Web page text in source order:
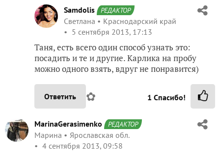
Samdolis РЕДАКТОР
Светлана
Краснодарский край
5 сентября 2013, 17:13
Таня, есть всего один способ узнать это:
посадить и те и другие. Карлика на пробу
можно одного взять, вдруг не понравится)
Ответить ✿ 1 Спасибо!
MarinaGerasimenko РЕДАКТОР
Марина
Ярославская обл.
4 сентября 2013, 09:58